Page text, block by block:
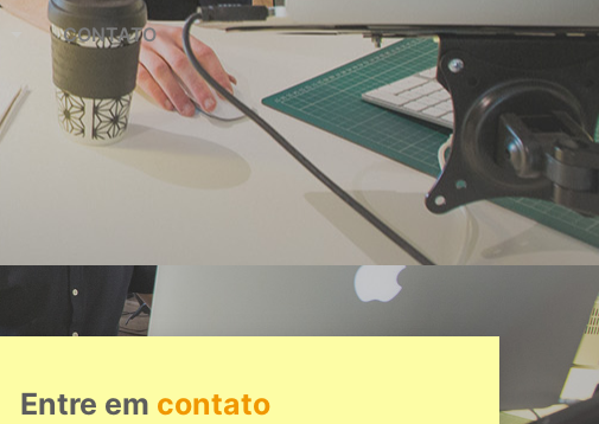
CONTATO
Entre em contato